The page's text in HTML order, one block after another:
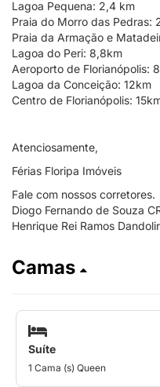
Lagoa Pequena: 2,4 km
Praia do Morro das Pedras:
Praia da Armação e
Lagoa do Peri: 8,8km
Aeroporto de Florianópolis:
Lagoa da Conceição: 12km
Centro de Florianópolis:
Atenciosamente,
Férias Floripa Imóveis
Fale com nossos corretores.
Diogo Fernando de Souza
Henrique Rei Ramos
Camas
Suíte
1 Cama (s) Queen